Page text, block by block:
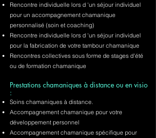
Rencontre individuelle lors d 'un séjour individuel
pour un accompagnement chamanique
personnalisé (soin et coaching)
Rencontre individuelle lors d 'un séjour individuel
pour la fabrication de votre tambour chamanique
Rencontres collectives sous forme de stages d'été
ou de formation chamanique
Prestations chamaniques à distance ou en visio
:
Soins chamaniques à distance.
Accompagnement chamanique pour votre
développement personnel
Accompagnement chamanique spécifique pour